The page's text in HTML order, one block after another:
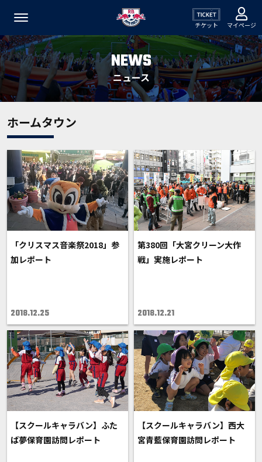
チケット マイページ
NEWS
ニュース
ホームタウン
「クリスマス音楽祭2018」参
加レポート
2018.12.25
第380回「大宮クリーン大作
戦」実施レポート
2018.12.21
【スクールキャラバン】ふた
ば夢保育園訪問レポート
【スクールキャラバン】西大
宮青藍保育園訪問レポート